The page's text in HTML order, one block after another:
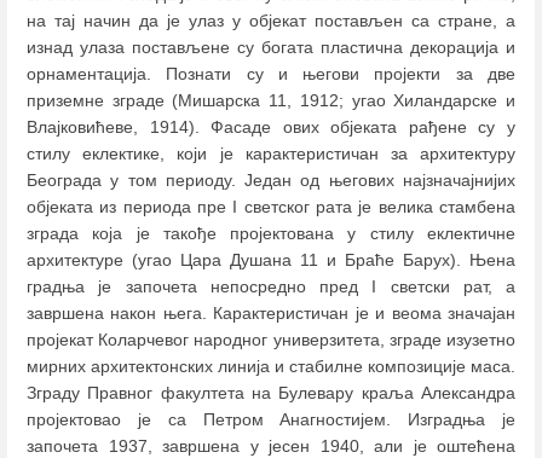
на тај начин да је улаз у објекат постављен са стране, а
изнад улаза постављене су богата пластична декорација и
орнаментација. Познати су и његови пројекти за две
приземне зграде (Мишарска 11, 1912; угао Хиландарске и
Влајковићеве, 1914). Фасаде ових објеката рађене су у
стилу еклектике, који је карактеристичан за архитектуру
Београда у том периоду. Један од његових најзначајнијих
објеката из периода пре I светског рата је велика стамбена
зграда која је такође пројектована у стилу еклектичне
архитектуре (угао Цара Душана 11 и Браће Барух). Њена
градња је започета непосредно пред I светски рат, а
завршена након њега. Карактеристичан је и веома значајан
пројекат Коларчевог народног универзитета, зграде изузетно
мирних архитектонских линија и стабилне композиције маса.
Зграду Правног факултета на Булевару краља Александра
пројектовао је са Петром Анагностијем. Изградња је
започета 1937, завршена у јесен 1940, али је оштећена